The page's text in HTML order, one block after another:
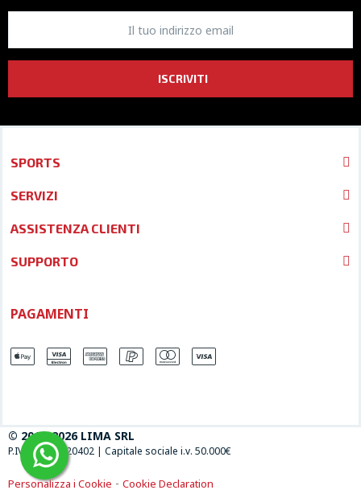
ISCRIVITI
SPORTS
SERVIZI
ASSISTENZA CLIENTI
SUPPORTO
PAGAMENTI
© 2013-2026 LIMA SRL
P.IVA 04697120402 | Capitale sociale i.v. 50.000€
Personalizza i Cookie - Cookie Declaration